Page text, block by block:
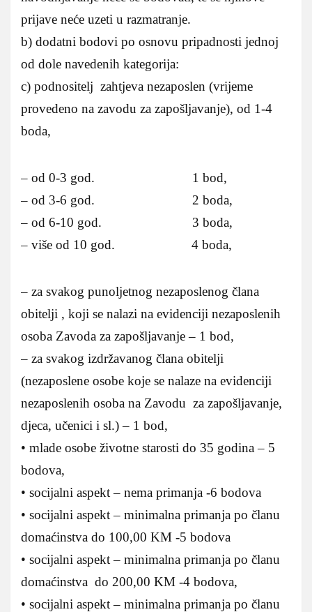
prijave neće uzeti u razmatranje.
b) dodatni bodovi po osnovu pripadnosti jednoj
od dole navedenih kategorija:
c) podnositelj zahtjeva nezaposlen (vrijeme
provedeno na zavodu za zapošljavanje), od 1-4
boda,
– od 0-3 god. 1 bod,
– od 3-6 god. 2 boda,
– od 6-10 god. 3 boda,
– više od 10 god. 4 boda,
– za svakog punoljetnog nezaposlenog člana
obitelji , koji se nalazi na evidenciji nezaposlenih
osoba Zavoda za zapošljavanje – 1 bod,
– za svakog izdržavanog člana obitelji
(nezaposlene osobe koje se nalaze na evidenciji
nezaposlenih osoba na Zavodu za zapošljavanje,
djeca, učenici i sl.) – 1 bod,
• mlade osobe životne starosti do 35 godina – 5
bodova,
• socijalni aspekt – nema primanja -6 bodova
• socijalni aspekt – minimalna primanja po članu
domaćinstva do 100,00 KM -5 bodova
• socijalni aspekt – minimalna primanja po članu
domaćinstva do 200,00 KM -4 bodova,
• socijalni aspekt – minimalna primanja po članu